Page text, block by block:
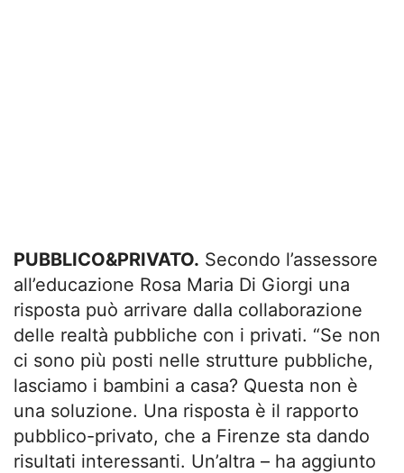
PUBBLICO&PRIVATO. Secondo l’assessore
all’educazione Rosa Maria Di Giorgi una
risposta può arrivare dalla collaborazione
delle realtà pubbliche con i privati. “Se non
ci sono più posti nelle strutture pubbliche,
lasciamo i bambini a casa? Questa non è
una soluzione. Una risposta è il rapporto
pubblico-privato, che a Firenze sta dando
risultati interessanti. Un’altra – ha aggiunto